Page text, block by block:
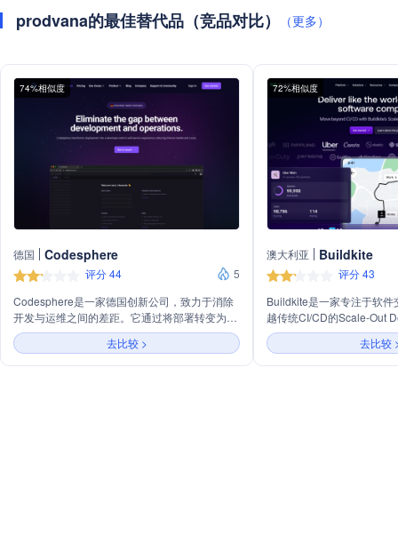
prodvana的最佳替代品（竞品对比） （更多）
74%相似度
德国 Codesphere
评分 44
5
Codesphere是一家德国创新公司，致力于消除
开发与运维之间的差距。它通过将部署转变为以
开发者为中心的自助服务体验，减少上市时间和
成本。Codesphere支持云、混合云或本地部
署，无供应商锁定，适应不同项目需求。它帮助
去比较 >
72%相似度
澳大利亚 Buildkite
评分 43
Buildkite是一家专注于软件
越传统CI/CD的Scale-Out
括Pipelines、Test Engine
Registries和Mobile
案，旨在帮助企业快速、
去比较